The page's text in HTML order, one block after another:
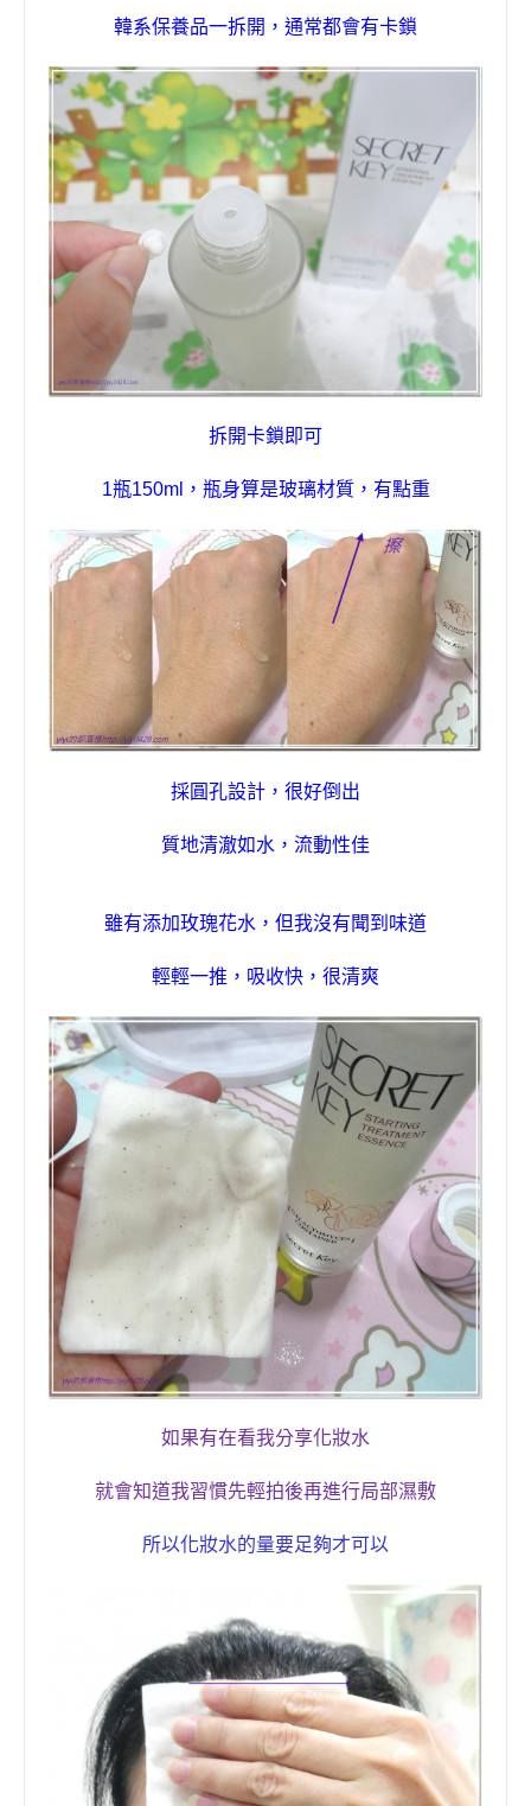
韓系保養品一拆開，通常都會有卡鎖
拆開卡鎖即可
1瓶150ml ，瓶身算是玻璃材質，有點重
採圓孔設計，很好倒出
質地清澈如水，流動性佳
雖有添加玫瑰花水，但我沒有聞到味道
輕輕一推，吸收快，很清爽
如果有在看我分享化妝水
就會知道我習慣先輕拍後再進行局部濕敷
所以化妝水的量要足夠才可以